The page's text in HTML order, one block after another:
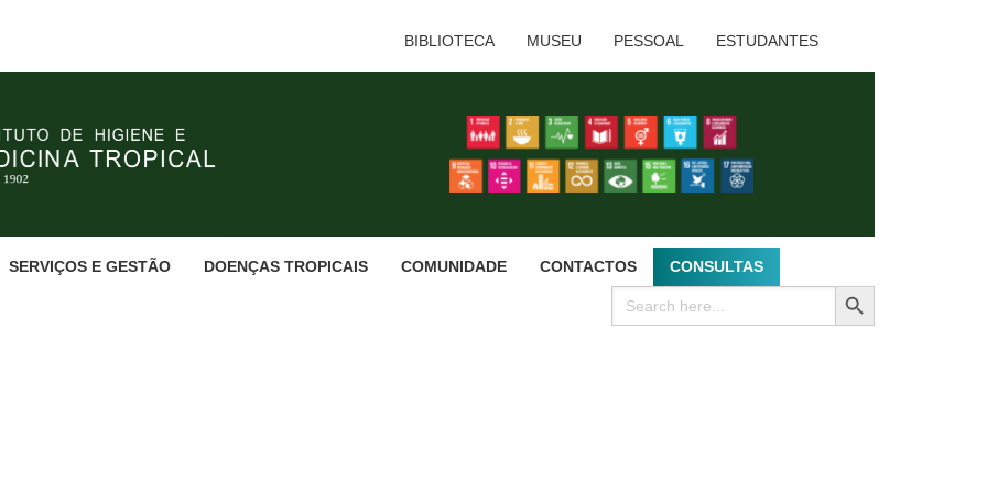
BIBLIOTECA MUSEU PESSOAL ESTUDANTES
SERVIÇOS E GESTÃO DOENÇAS TROPICAIS COMUNIDADE CONTACTOS CONSULTAS
Search
for:
SEARCH BUTTON